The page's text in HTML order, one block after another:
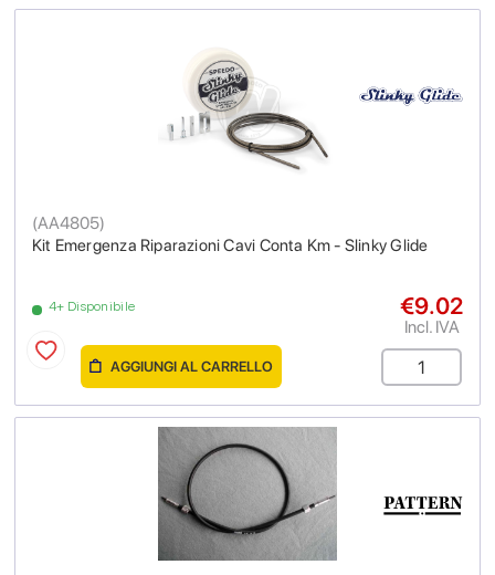
Kit Emergenza Riparazioni Cavi Conta Km - Slinky Glide
(AA4805)
4+ Disponibile €9.02
Incl. IVA
AGGIUNGI AL CARRELLO